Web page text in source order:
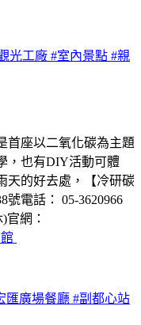
光工廠 #室內景點 #親
首座以二氧化碳為主題
，也有DIY活動可體
天的好去處，【冷研碳
電話： 05-3620966
官網：
匯廣場餐廳 #副都心站